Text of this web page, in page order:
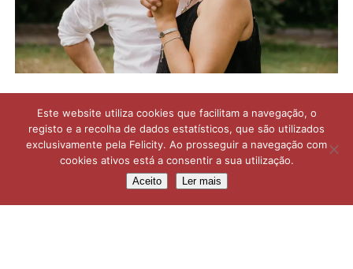
Este website utiliza cookies que facilitam a navegação, o
registo e a recolha de dados estatísticos, que são utilizados
exclusivamente pela Felicity. Ao prosseguir a navegação com
cookies ativos está a consentir a sua utilização.
Aceito Ler mais